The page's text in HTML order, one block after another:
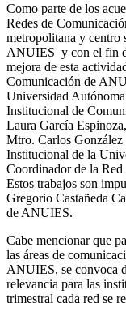
Como parte de los
Redes de
metropolitana y centro
ANUIES y con el fin
mejora de esta
Comunicación de
Universidad
Institucional de
Laura García
Mtro. Carlos
Institucional de la
Coordinador de la
Estos trabajos son
Gregorio Castañeda
de ANUIES.
Cabe mencionar que
las áreas de
ANUIES, se convoca
relevancia para las
trimestral cada red se